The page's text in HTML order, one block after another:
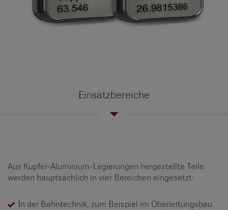
Einsatzbereiche
Aus Kupfer-Aluminium-Legierungen hergestellte Teile
werden hauptsächlich in vier Bereichen eingesetzt:
In der Bahntechnik, zum Beispiel im Oberleitungsbau